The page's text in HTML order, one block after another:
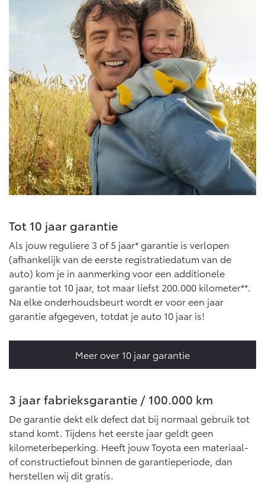
Connected
Connected Services
MyToyota login
MyToyota App
Abonnementen
Multimedia
Navigatie updates
Tot 10 jaar garantie
Als jouw reguliere 3 of 5 jaar* garantie is verlopen
(afhankelijk van de eerste registratiedatum van de
auto) kom je in aanmerking voor een additionele
garantie tot 10 jaar, tot maar liefst 200.000 kilometer**.
Na elke onderhoudsbeurt wordt er voor een jaar
garantie afgegeven, totdat je auto 10 jaar is!
Meer over 10 jaar garantie
3 jaar fabrieksgarantie / 100.000 km
De garantie dekt elk defect dat bij normaal gebruik tot
stand komt. Tijdens het eerste jaar geldt geen
kilometerbeperking. Heeft jouw Toyota een materiaal-
of constructiefout binnen de garantieperiode, dan
herstellen wij dit gratis.